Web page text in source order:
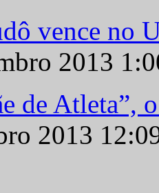
vence no
2013
de Atleta”,
2013